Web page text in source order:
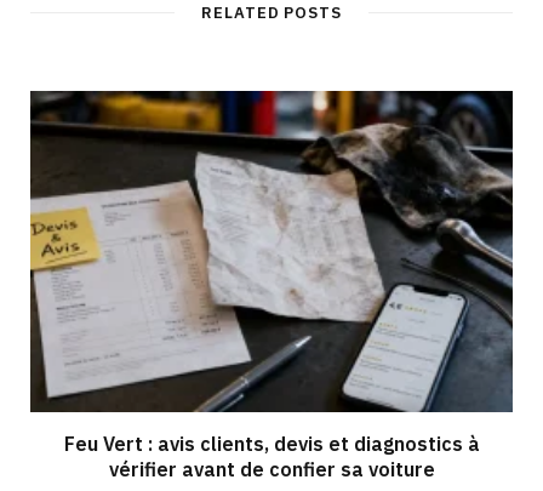
RELATED POSTS
Feu Vert : avis clients, devis et diagnostics à
vérifier avant de confier sa voiture